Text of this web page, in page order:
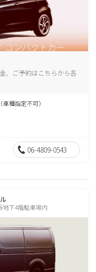
、ご予約はこちらから各
種指定不可）
06-4809-0543
地下4階駐車場内